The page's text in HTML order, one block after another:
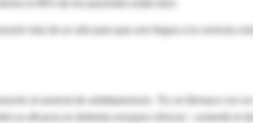
más de un año para que uno llegue a la correcta
al arsenal de antidepresivos. "Es un fármaco con un
su eficacia en distintos ensayos clínicos", comentó el